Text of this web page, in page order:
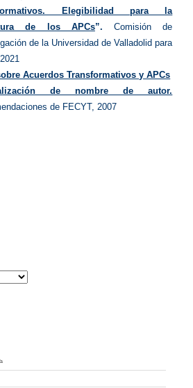
Elegibilidad para la
de los APCs”.Comisión de
de la Universidad de Valladolid para
Acuerdos Transformativos y APCs
de nombre de autor.
de FECYT, 2007